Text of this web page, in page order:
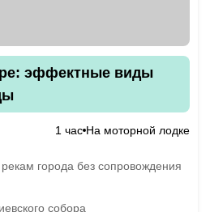
эффектные виды
1 час На моторной лодке
города без сопровождения
собора